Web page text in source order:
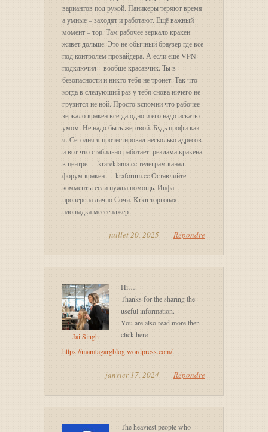
вариантов под рукой. Паникеры теряют время
а умные – заходят и работают. Ещё важный
момент – тор. Там рабочее зеркало кракен
живет дольше. Это не обычный браузер где всё
под контролем провайдера. А если ещё VPN
подключил – вообще красавчик. Ты в
безопасности и никто тебя не тронет. Так что
когда в следующий раз у тебя снова ничего не
грузится не ной. Просто вспомни что рабочее
зеркало кракен всегда одно и его надо искать с
умом. Не надо быть жертвой. Будь профи как
я. Сегодня я протестировал несколько адресов
и вот что стабильно работает: реклама кракена
в центре — krareklama.cc телеграм канал
форум кракен — kraforum.cc Оставляйте
комменты если нужна помощь. Инфа
проверена лично Сочи. Krkn торговая
площадка мессенджер
juillet 20, 2025 Répondre
Jai Singh
Hi….
Thanks for the sharing the
useful information.
You are also read more then
click here
https://mamtagargblog.wordpress.com/
janvier 17, 2024 Répondre
The heaviest people who